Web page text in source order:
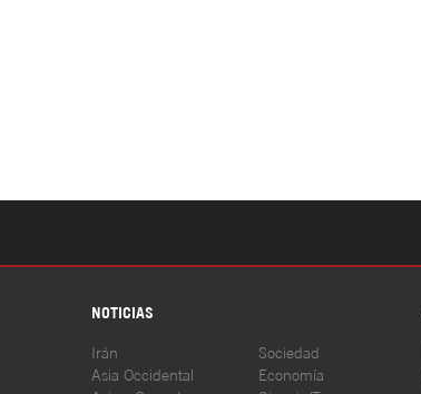
NOTICIAS
Irán
Asia Occidental
Sociedad
Economía